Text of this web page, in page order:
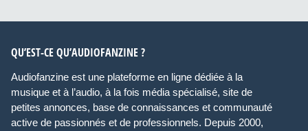
QU’EST-CE QU’AUDIOFANZINE ?
Audiofanzine est une plateforme en ligne dédiée à la
musique et à l’audio, à la fois média spécialisé, site de
petites annonces, base de connaissances et communauté
active de passionnés et de professionnels. Depuis 2000,